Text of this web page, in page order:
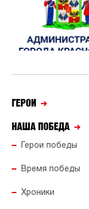
ГЕРОИ
НАША ПОБЕДА
Герои победы
Время победы
Хроники